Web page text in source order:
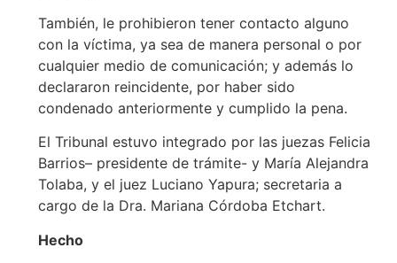
También, le prohibieron tener contacto alguno
con la víctima, ya sea de manera personal o por
cualquier medio de comunicación; y además lo
declararon reincidente, por haber sido
condenado anteriormente y cumplido la pena.
El Tribunal estuvo integrado por las juezas Felicia
Barrios– presidente de trámite- y María Alejandra
Tolaba, y el juez Luciano Yapura; secretaria a
cargo de la Dra. Mariana Córdoba Etchart.
Hecho